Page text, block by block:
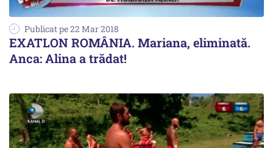
Publicat pe 22 Mar 2018
EXATLON ROMÂNIA. Mariana, eliminată.
Anca: Alina a trădat!